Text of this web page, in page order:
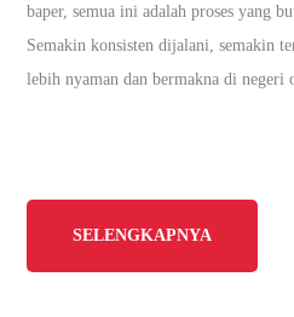
baper, semua ini adalah proses yang
Semakin konsisten dijalani, semakin
lebih nyaman dan bermakna di negeri
SELENGKAPNYA